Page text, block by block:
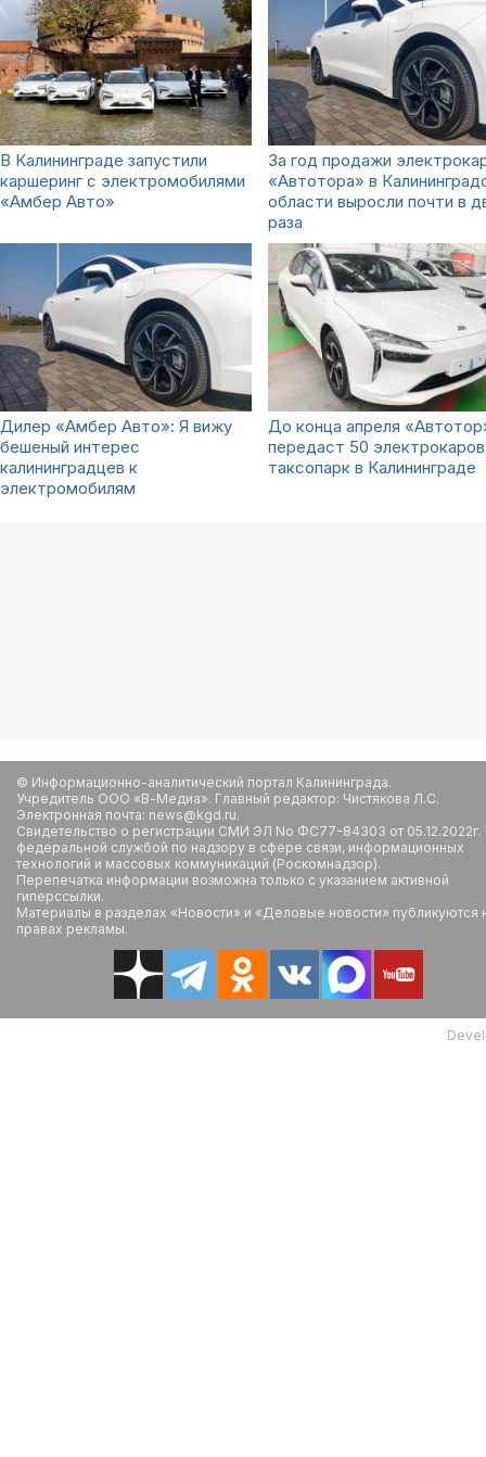
В Калининграде запустили
каршеринг с электромобилями
«‎Амбер Авто»
За год продажи
«Автотора» в
области выросли почти в
раза
Дилер «‎Амбер Авто»: Я вижу
бешеный интерес
калининградцев к
электромобилям
До конца апреля
передаст 50
таксопарк в Калининграде
© Информационно-аналитический портал Калининграда.
Учредитель ООО «В-Медиа». Главный редактор: Чистякова Л.С.
Электронная почта: news@kgd.ru.
Свидетельство о регистрации СМИ ЭЛ No ФС77-84303 от
федеральной службой по надзору в сфере связи, информационных
технологий и массовых коммуникаций (Роскомнадзор).
Перепечатка информации возможна только с указанием активной
гиперссылки.
Материалы в разделах «Новости» и «Деловые новости» публикуются
правах рекламы.